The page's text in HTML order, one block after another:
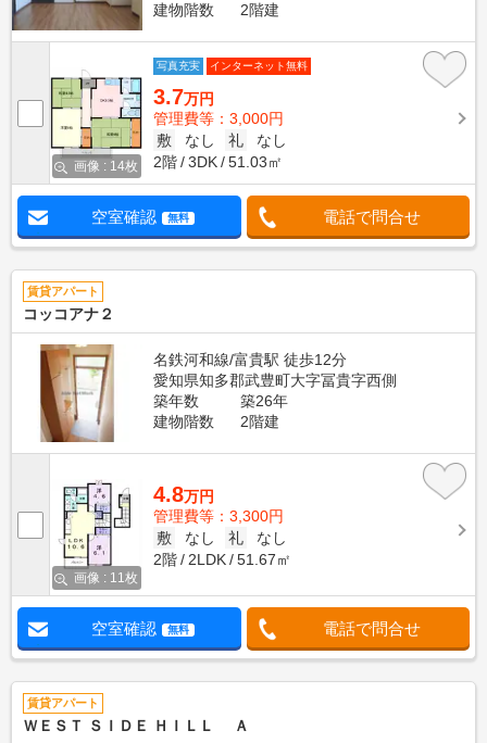
建物階数
2階建
画像 : 14枚
写真充実 インターネット無料
3.7万円
管理費等：3,000円
敷
なし 礼
なし
2階
3DK 51.03㎡
空室確認 無料 電話で問合せ
賃貸アパート
コッコアナ２
名鉄河和線/富貴駅 徒歩12分
愛知県知多郡武豊町大字冨貴字西側
築年数
築26年
建物階数
2階建
画像 : 11枚
4.8万円
管理費等：3,300円
敷
なし 礼
なし
2階
2LDK 51.67㎡
空室確認 無料 電話で問合せ
賃貸アパート
ＷＥＳＴ ＳＩＤＥ ＨＩＬＬ Ａ